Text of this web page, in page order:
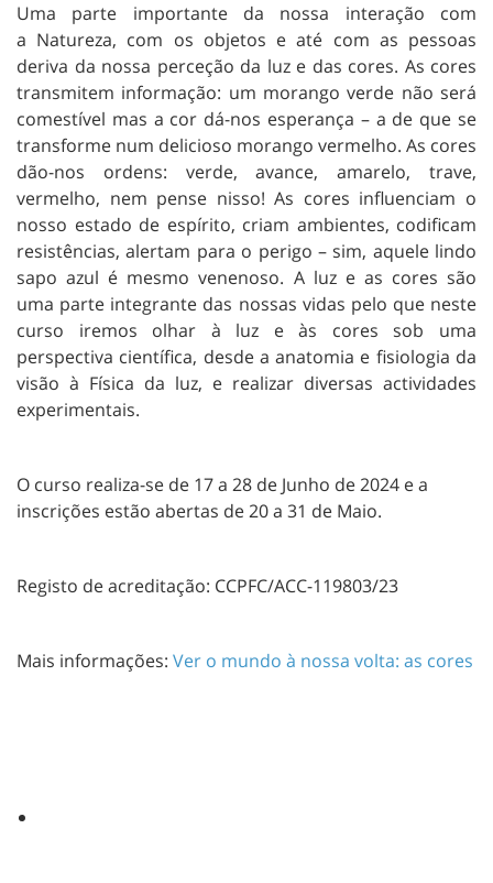
Uma parte importante da nossa interação com
a Natureza, com os objetos e até com as pessoas
deriva da nossa perceção da luz e das cores. As cores
transmitem informação: um morango verde não será
comestível mas a cor dá-nos esperança – a de que se
transforme num delicioso morango vermelho. As cores
dão-nos ordens: verde, avance, amarelo, trave,
vermelho, nem pense nisso! As cores influenciam o
nosso estado de espírito, criam ambientes, codificam
resistências, alertam para o perigo – sim, aquele lindo
sapo azul é mesmo venenoso. A luz e as cores são
uma parte integrante das nossas vidas pelo que neste
curso iremos olhar à luz e às cores sob uma
perspectiva científica, desde a anatomia e fisiologia da
visão à Física da luz, e realizar diversas actividades
experimentais.
O curso realiza-se de 17 a 28 de Junho de 2024 e a
inscrições estão abertas de 20 a 31 de Maio.
Registo de acreditação: CCPFC/ACC-119803/23
Mais informações: Ver o mundo à nossa volta: as cores